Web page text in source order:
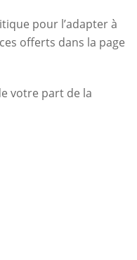
pour l’adapter à
offerts dans la page
votre part de la